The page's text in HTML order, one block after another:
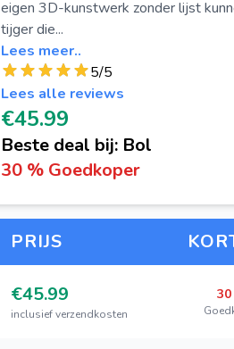
eigen 3D-kunstwerk zonder lijst
tijger die...
Lees meer..
5/5
Lees alle reviews
€45.99
Beste deal bij: Bol
30 % Goedkoper
PRIJS
€45.99
inclusief verzendkosten